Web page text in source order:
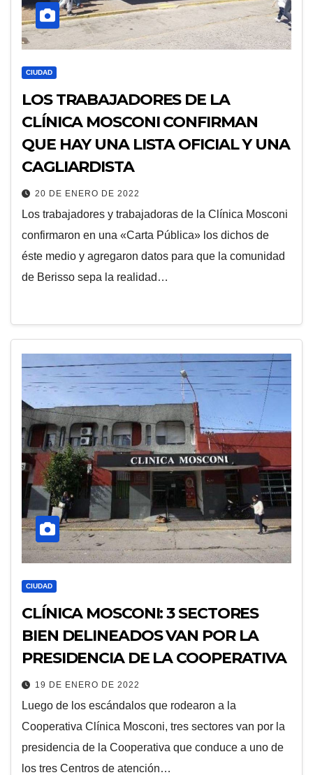
CIUDAD
LOS TRABAJADORES DE LA
CLÍNICA MOSCONI CONFIRMAN
QUE HAY UNA LISTA OFICIAL Y UNA
CAGLIARDISTA
20 DE ENERO DE 2022
Los trabajadores y trabajadoras de la Clínica Mosconi
confirmaron en una «Carta Pública» los dichos de
éste medio y agregaron datos para que la comunidad
de Berisso sepa la realidad…
CIUDAD
CLÍNICA MOSCONI: 3 SECTORES
BIEN DELINEADOS VAN POR LA
PRESIDENCIA DE LA COOPERATIVA
19 DE ENERO DE 2022
Luego de los escándalos que rodearon a la
Cooperativa Clínica Mosconi, tres sectores van por la
presidencia de la Cooperativa que conduce a uno de
los tres Centros de atención…